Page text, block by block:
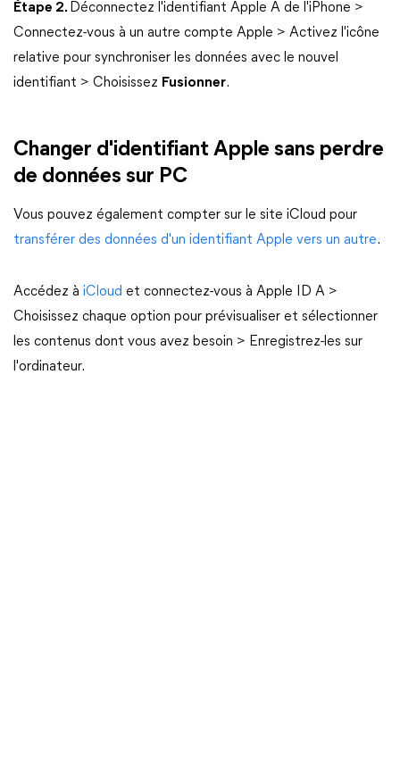
Étape 2. Déconnectez l'identifiant Apple A de l'iPhone >
Connectez-vous à un autre compte Apple > Activez l'icône
relative pour synchroniser les données avec le nouvel
identifiant > Choisissez Fusionner.
Changer d'identifiant Apple sans perdre
de données sur PC
Vous pouvez également compter sur le site iCloud pour
transférer des données d'un identifiant Apple vers un autre.
Accédez à iCloud et connectez-vous à Apple ID A >
Choisissez chaque option pour prévisualiser et sélectionner
les contenus dont vous avez besoin > Enregistrez-les sur
l'ordinateur.